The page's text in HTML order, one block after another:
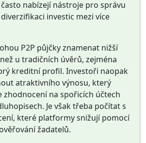
nabízejí nástroje pro správu
investic mezi více
P2P půjčky znamenat nižší
u tradičních úvěrů, zejména
kreditní profil. Investoři naopak
atraktivního výnosu, který
zhodnocení na spořicích účtech
Je však třeba počítat s
které platformy snižují pomocí
žadatelů.